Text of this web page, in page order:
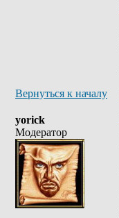
Вернуться к началу
yorick
Модератор